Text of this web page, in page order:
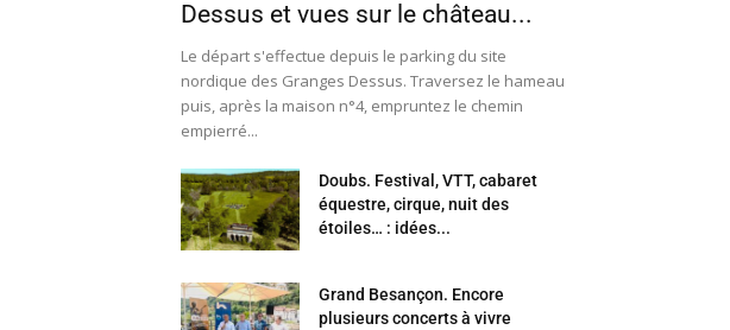
Dessus et vues sur le château...
Le départ s'effectue depuis le parking du site
nordique des Granges Dessus. Traversez le hameau
puis, après la maison n°4, empruntez le chemin
empierré...
Doubs. Festival, VTT, cabaret
équestre, cirque, nuit des
étoiles… : idées...
Grand Besançon. Encore
plusieurs concerts à vivre